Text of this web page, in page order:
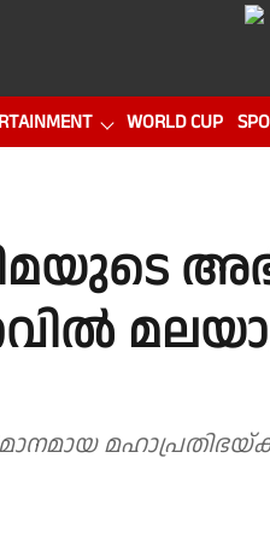
WORLD CUP